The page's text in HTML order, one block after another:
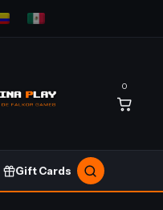
0
Gift Cards